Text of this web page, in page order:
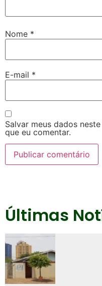
Nome *
E-mail *
Salvar meus dados
que eu comentar.
Últimas